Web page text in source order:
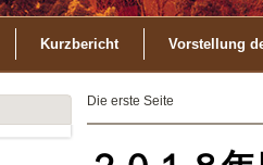
Kurzbericht Vorstellung
Die erste Seite